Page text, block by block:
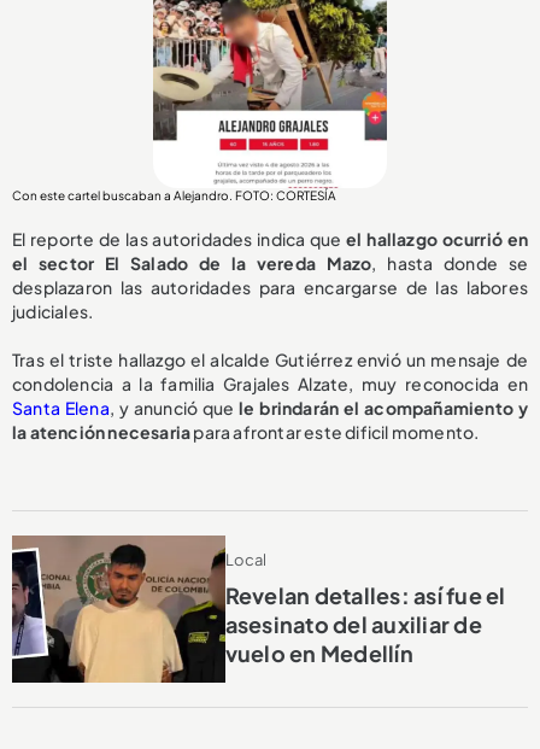
Con este cartel buscaban a Alejandro. FOTO: CORTESÍA
El reporte de las autoridades indica queel hallazgo ocurrió en
el sector El Salado de la vereda Mazo, hasta donde se
desplazaron las autoridades para encargarse de las labores
judiciales.
Tras el triste hallazgo el alcalde Gutiérrez envió un mensaje de
condolencia a la familia Grajales Alzate, muy reconocida en
Santa Elena, y anunció quele brindarán el acompañamiento y
la atención necesariapara afrontar este dificil momento.
Local
Revelan detalles: así fue el
asesinato del auxiliar de
vuelo en Medellín